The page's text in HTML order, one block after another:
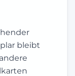
bleibt